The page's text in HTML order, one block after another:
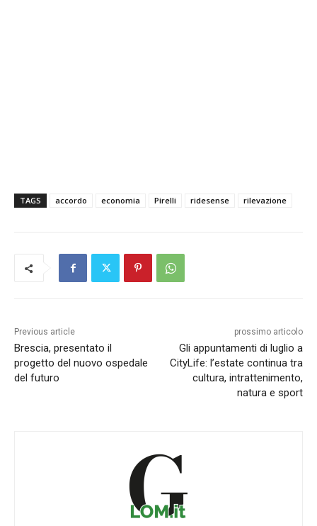
TAGS accordo economia Pirelli ridesense rilevazione
Previous article
Brescia, presentato il
progetto del nuovo ospedale
del futuro
prossimo articolo
Gli appuntamenti di luglio a
CityLife: l’estate continua tra
cultura, intrattenimento,
natura e sport